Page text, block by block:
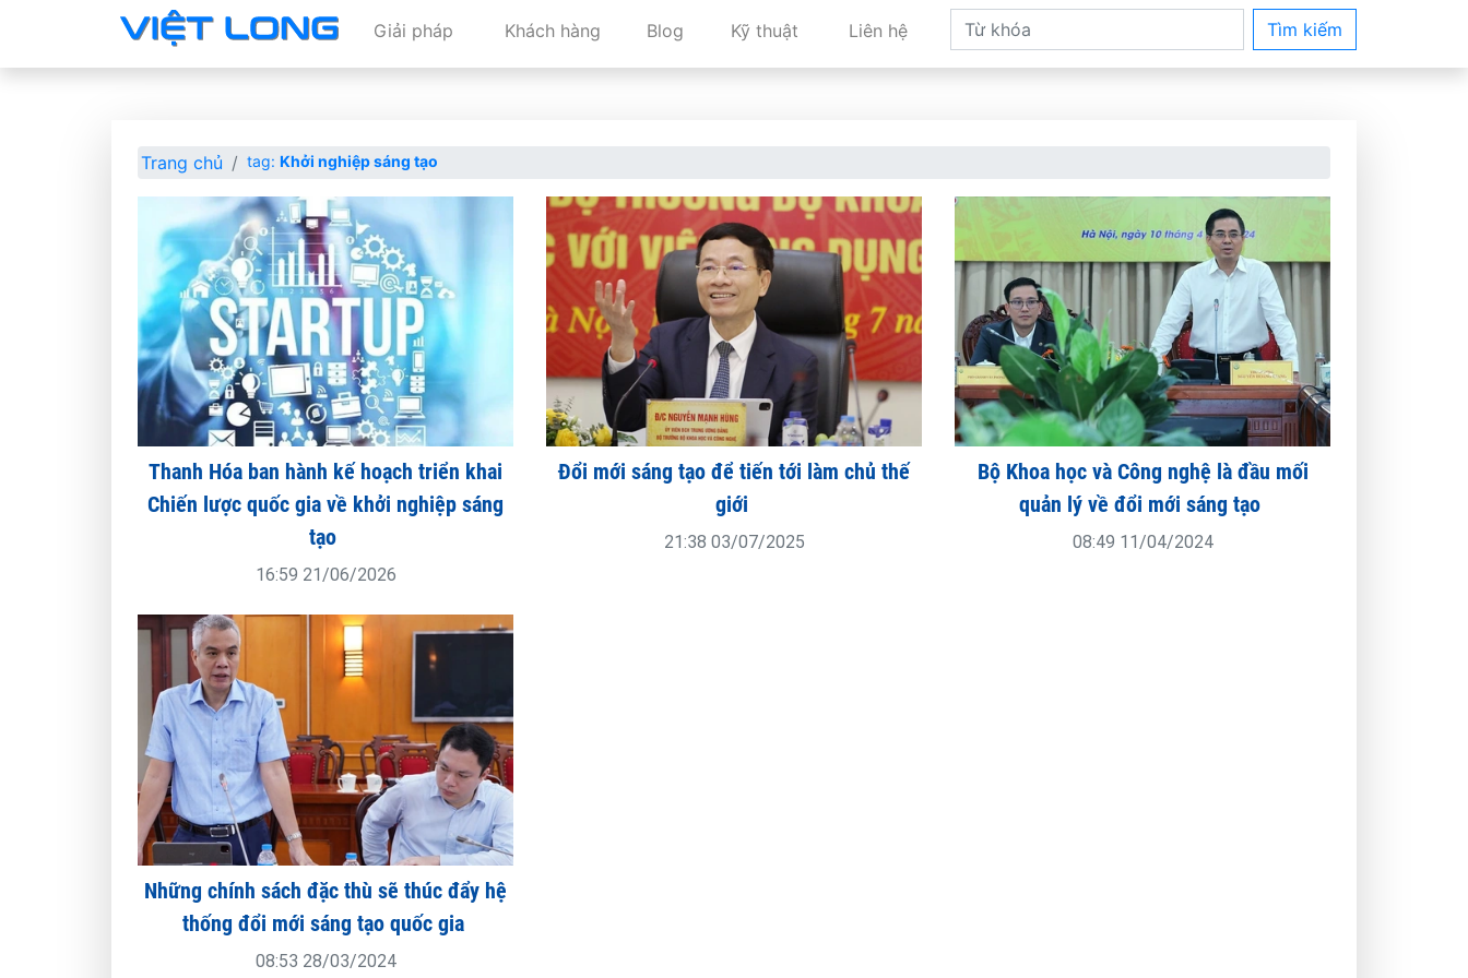
Giải pháp Khách hàng Blog Kỹ thuật Liên hệ Tìm kiếm
Trang chủ tag: Khởi nghiệp sáng tạo
Thanh Hóa ban hành kế hoạch triển khai
Chiến lược quốc gia về khởi nghiệp sáng
tạo
16:59 21/06/2026
Đổi mới sáng tạo để tiến tới làm chủ thế
giới
21:38 03/07/2025
Bộ Khoa học và Công nghệ là đầu mối
quản lý về đổi mới sáng tạo
08:49 11/04/2024
Những chính sách đặc thù sẽ thúc đẩy hệ
thống đổi mới sáng tạo quốc gia
08:53 28/03/2024